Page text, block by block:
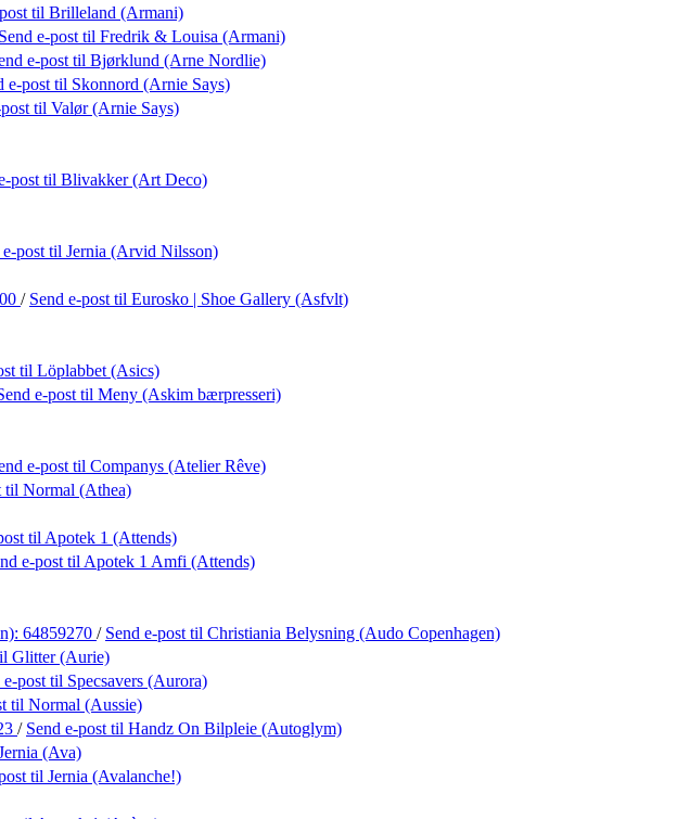
til Brilleland (Armani)
Send e-post til Fredrik & Louisa (Armani)
e-post til Bjørklund (Arne Nordlie)
e-post til Skonnord (Arnie Says)
til Valør (Arnie Says)
post til Blivakker (Art Deco)
e-post til Jernia (Arvid Nilsson)
/ Send e-post til Eurosko | Shoe Gallery (Asfvlt)
til Löplabbet (Asics)
e-post til Meny (Askim bærpresseri)
e-post til Companys (Atelier Rêve)
til Normal (Athea)
til Apotek 1 (Attends)
e-post til Apotek 1 Amfi (Attends)
64859270 / Send e-post til Christiania Belysning (Audo Copenhagen)
Glitter (Aurie)
e-post til Specsavers (Aurora)
til Normal (Aussie)
/ Send e-post til Handz On Bilpleie (Autoglym)
(Ava)
til Jernia (Avalanche!)